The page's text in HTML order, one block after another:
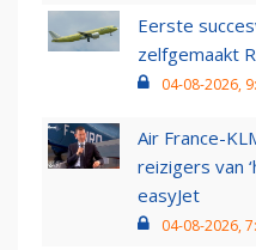
Eerste
zelfgemaakt
04-08-2026,
Air France-
reizigers van
easyJet
04-08-2026,